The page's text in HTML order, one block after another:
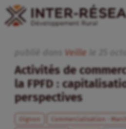
Veille
Activités de
la FPFD :
perspectives
Oignon Commercialisation -